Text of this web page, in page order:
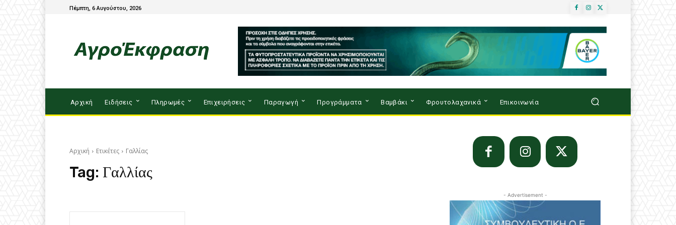
Πέμπτη, 6 Αυγούστου, 2026
Αρχική Ειδήσεις Πληρωμές Επιχειρήσεις Παραγωγή Προγράμματα Βαμβάκι Φρουτολαχανικά Επικοινωνία
Αρχική Ετικέτες Γαλλίας
Tag: Γαλλίας
- Advertisement -